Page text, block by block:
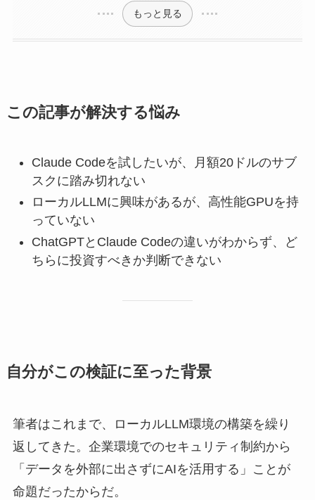
もっと見る
この記事が解決する悩み
Claude Codeを試したいが、月額20ドルのサブ
スクに踏み切れない
ローカルLLMに興味があるが、高性能GPUを持
っていない
ChatGPTとClaude Codeの違いがわからず、ど
ちらに投資すべきか判断できない
自分がこの検証に至った背景
筆者はこれまで、ローカルLLM環境の構築を繰り
返してきた。企業環境でのセキュリティ制約から
「データを外部に出さずにAIを活用する」ことが
命題だったからだ。